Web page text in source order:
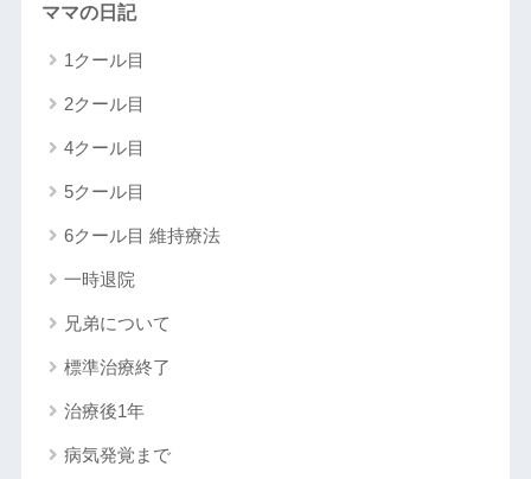
ママの日記
1クール目
2クール目
4クール目
5クール目
6クール目 維持療法
一時退院
兄弟について
標準治療終了
治療後1年
病気発覚まで